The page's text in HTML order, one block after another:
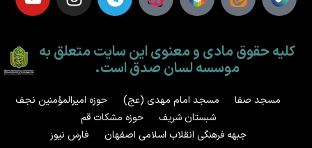
کلیه حقوق مادی و معنوی این سایت متعلق به
موسسه لسان صدق است.
مسجد صفا مسجد امام مهدی (عج)
حوزه امیرالمؤمنین نجف
شبستان شریف
حوزه مشکات قم
جبهه فرهنگی انقلاب اسلامی اصفهان
فارس نیوز